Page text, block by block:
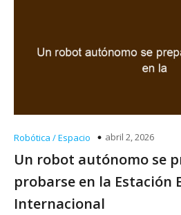
Robótica / Espacio abril 2, 2026
Un robot autónomo se
probarse en la Estación
Internacional